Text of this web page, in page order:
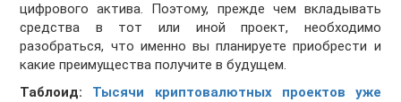
цифрового актива. Поэтому, прежде чем вкладывать
средства в тот или иной проект, необходимо
разобраться, что именно вы планируете приобрести и
какие преимущества получите в будущем.
Таблоид: Тысячи криптовалютных проектов уже